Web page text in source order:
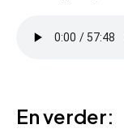
En verder: